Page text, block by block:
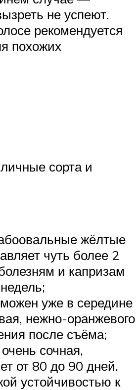
не успеют.
рекомендуется
похожих
сорта и
жёлтые
чуть более 2
и капризам
уже в середине
нежно-оранжевого
после съёма;
сочная,
от 80 до 90 дней.
устойчивостью к